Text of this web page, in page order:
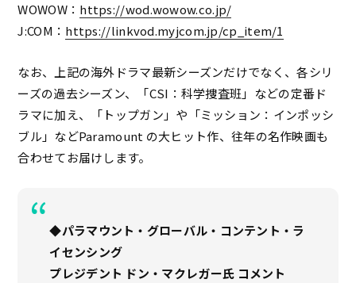
WOWOW： https://wod.wowow.co.jp/
J:COM： https://linkvod.myjcom.jp/cp_item/1
なお、上記の海外ドラマ最新シーズンだけでなく、各シリ
ーズの過去シーズン、「CSI：科学捜査班」などの定番ド
ラマに加え、「トップガン」や「ミッション：インポッシ
ブル」などParamount の大ヒット作、往年の名作映画も
合わせてお届けします。
◆パラマウント・グローバル・コンテント・ラ
イセンシング
プレジデント ドン・マクレガー氏 コメント